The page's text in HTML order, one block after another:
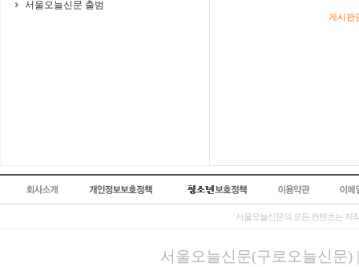
서울오늘신문 출범
게시판
서울오늘신문의 모든 컨텐츠는 저
서울오늘신문(구로오늘신문)